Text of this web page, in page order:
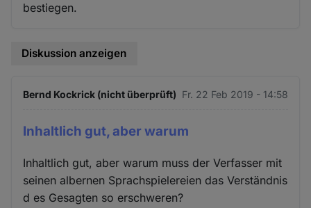
bestiegen.
Diskussion anzeigen
Bernd Kockrick (nicht überprüft) Fr. 22 Feb 2019 - 14:58
Inhaltlich gut, aber warum
Inhaltlich gut, aber warum muss der Verfasser mit
seinen albernen Sprachspielereien das Verständnis
d es Gesagten so erschweren?